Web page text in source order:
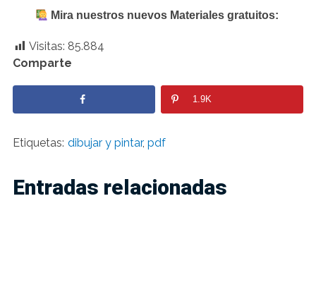
Mira nuestros nuevos Materiales gratuitos:
Visitas: 85.884
Comparte
1.9K
Etiquetas: dibujar y pintar, pdf
Entradas relacionadas